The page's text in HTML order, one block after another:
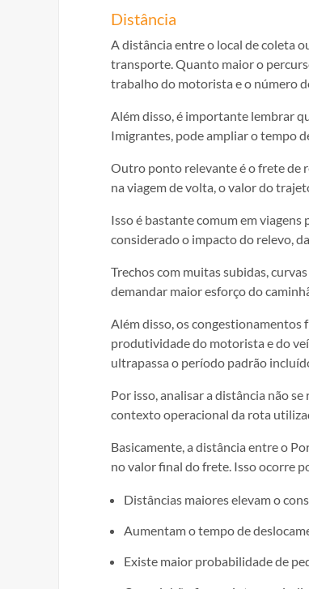
Distância
A distância entre o local de coleta
transporte. Quanto maior o
trabalho do motorista e o número
Além disso, é importante lembrar
Imigrantes, pode ampliar o tempo
Outro ponto relevante é o frete de
na viagem de volta, o valor do
Isso é bastante comum em viagens
considerado o impacto do relevo,
Trechos com muitas subidas,
demandar maior esforço do
Além disso, os congestionamentos
produtividade do motorista e do
ultrapassa o período padrão
Por isso, analisar a distância não
contexto operacional da rota
Basicamente, a distância entre o
no valor final do frete. Isso ocorre
Distâncias maiores elevam o
Aumentam o tempo de
Existe maior probabilidade de